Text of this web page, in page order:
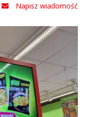
Napisz wiadomość